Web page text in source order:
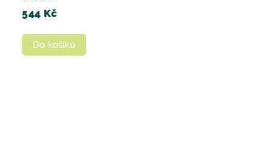
544 Kč
Do košíku